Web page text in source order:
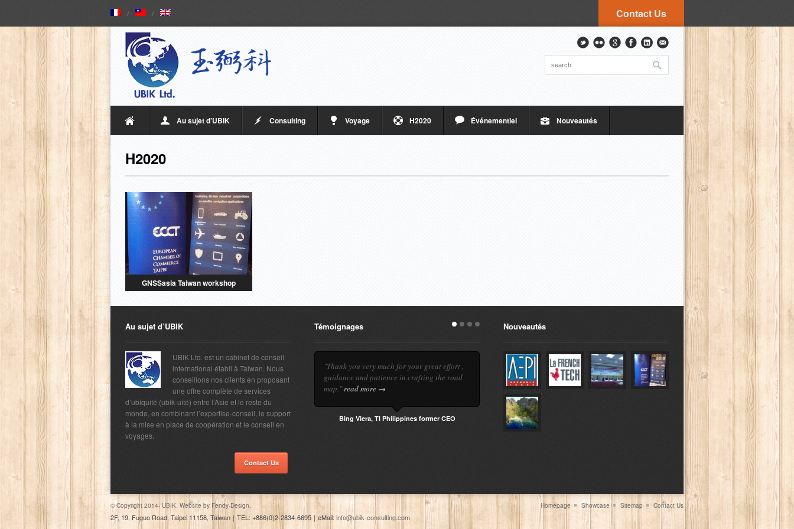
Contact Us
Au sujet d’UBIK Consulting Voyage H2020 Événementiel Nouveautés
H2020
GNSSasia Taiwan workshop
Au sujet d’UBIK
UBIK Ltd. est un cabinet de conseil
international établi à Taiwan. Nous
conseillons nos clients en proposant
une offre complète de services
d’ubiquité (ubik-uité) entre l’Asie et le reste du
monde, en combinant l’expertise-conseil, le support
à la mise en place de coopération et le conseil en
voyages.
Contact Us
Témoignages
"Thank you very much for your great effort ,
guidance and patience in crafting the road
map."read more →
Bing Viera, TI Philippines former CEO
Nouveautés
© Copyright 2014- UBIK. Website by Fendy-Design. Homepage Showcase Sitemap Contact Us
2F, 19, Fuguo Road, Taipei 11158, Taiwan ｜ TEL: +886(0)2-2834-6695 ｜ eMail: info@ubik-consulting.com